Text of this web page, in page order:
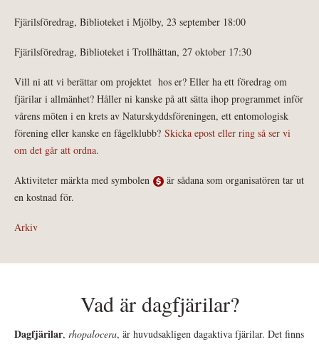
Fjärilsföredrag, Biblioteket i Mjölby, 23 september 18:00
Fjärilsföredrag, Biblioteket i Trollhättan, 27 oktober 17:30
Vill ni att vi berättar om projektet hos er? Eller ha ett föredrag om
fjärilar i allmänhet? Håller ni kanske på att sätta ihop programmet inför
vårens möten i en krets av Naturskyddsföreningen, ett entomologisk
förening eller kanske en fågelklubb? Skicka epost eller ring så ser vi
om det går att ordna.
Aktiviteter märkta med symbolen
är sådana som organisatören tar ut
en kostnad för.
Arkiv
Vad är dagfjärilar?
Dagfjärilar, rhopalocera, är huvudsakligen dagaktiva fjärilar. Det finns